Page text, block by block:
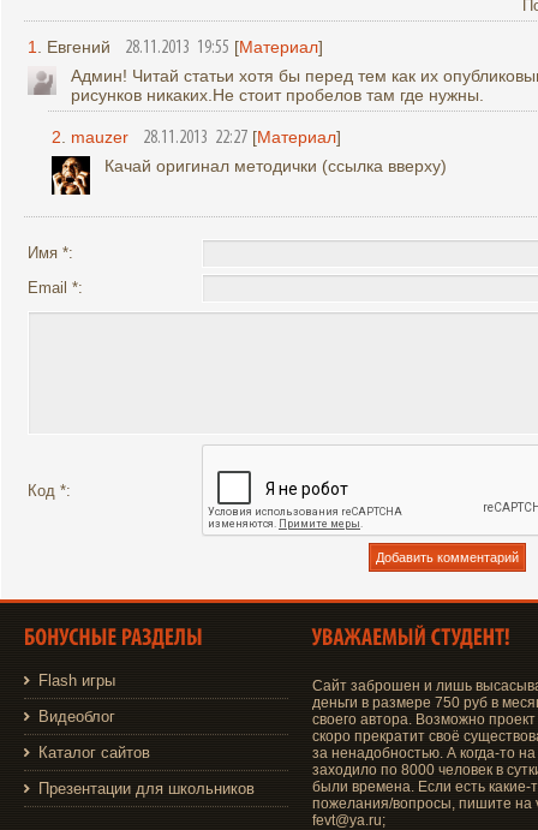
1 . Евгений 28.11.2013 19:55 [Материал]
Админ! Читай статьи хотя бы перед тем как их
рисунков никаких.Не стоит пробелов там где нужны.
2 mauzer 28.11.2013 22:27 [Материал]
Качай оригинал методички (ссылка вверху)
Имя *:
Email *:
Код *:
Flash игры
Видеоблог
Каталог сайтов
Презентации для школьников
Сайт заброшен и лишь
деньги в размере 750 руб в
своего автора. Возможно проект
скоро прекратит своё
за ненадобностью. А когда-то на
заходило по 8000 человек в
были времена. Если есть какие-
пожелания/вопросы, пишите на
fevt@ya.ru;